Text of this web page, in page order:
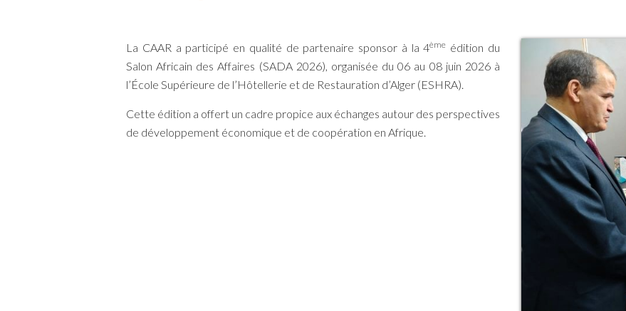
La CAAR a participé en qualité de partenaire sponsor à la 4ème édition du
Salon Africain des Affaires (SADA 2026), organisée du 06 au 08 juin 2026 à
l’École Supérieure de l’Hôtellerie et de Restauration d’Alger (ESHRA).
Cette édition a offert un cadre propice aux échanges autour des perspectives
de développement économique et de coopération en Afrique.